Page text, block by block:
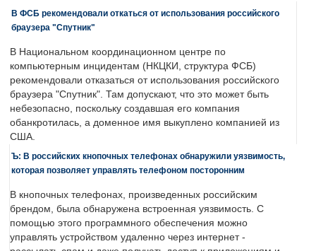
В ФСБ рекомендовали откаться от использования российского
браузера "Спутник"
В Национальном координационном центре по
компьютерным инцидентам (НКЦКИ, структура ФСБ)
рекомендовали отказаться от использования российского
браузера "Спутник". Там допускают, что это может быть
небезопасно, поскольку создавшая его компания
обанкротилась, а доменное имя выкуплено компанией из
США.
Ъ: В российских кнопочных телефонах обнаружили уязвимость,
которая позволяет управлять телефоном посторонним
В кнопочных телефонах, произведенных российским
брендом, была обнаружена встроенная уязвимость. С
помощью этого программного обеспечения можно
управлять устройством удаленно через интернет -